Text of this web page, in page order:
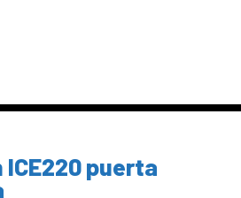
puerta